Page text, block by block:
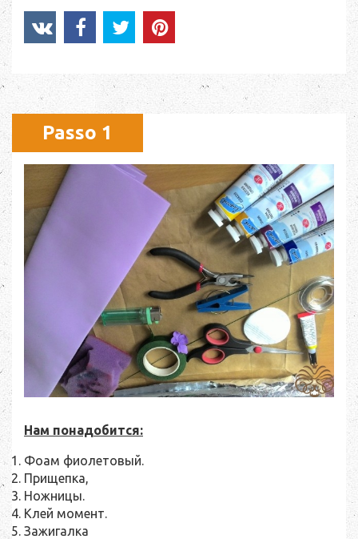
Passo 1
Нам понадобится:
Фоам фиолетовый.
Прищепка,
Ножницы.
Клей момент.
Зажигалка